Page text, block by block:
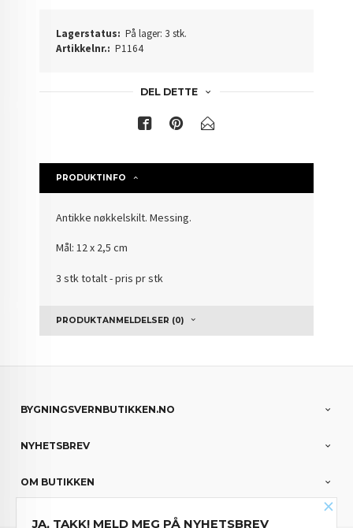
Lagerstatus: På lager: 3 stk.
Artikkelnr.: P1164
DEL DETTE
PRODUKTINFO
Antikke nøkkelskilt. Messing.
Mål: 12 x 2,5 cm
3 stk totalt - pris pr stk
PRODUKTANMELDELSER (0)
BYGNINGSVERNBUTIKKEN.NO
NYHETSBREV
OM BUTIKKEN
×
JA, TAKK! MELD MEG PÅ NYHETSBREV